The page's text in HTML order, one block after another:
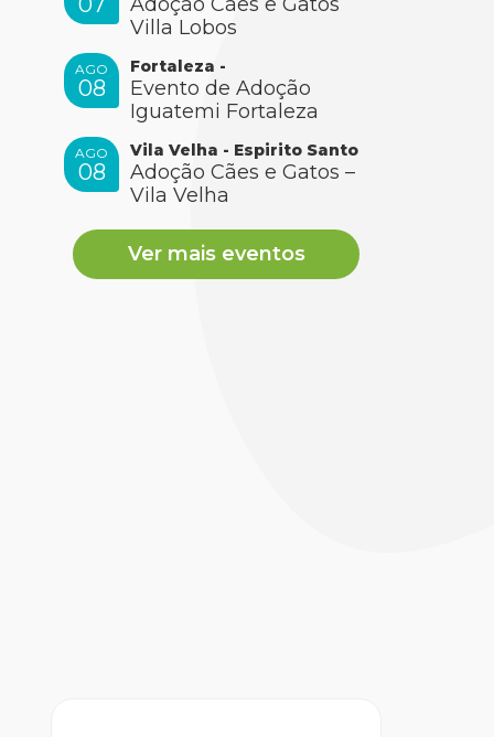
Villa Lobos
AGO
08
Fortaleza -
Evento de Adoção
Iguatemi Fortaleza
AGO
08
Vila Velha - Espirito Santo
Adoção Cães e Gatos –
Vila Velha
Ver mais eventos